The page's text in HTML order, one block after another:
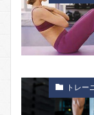
トレー